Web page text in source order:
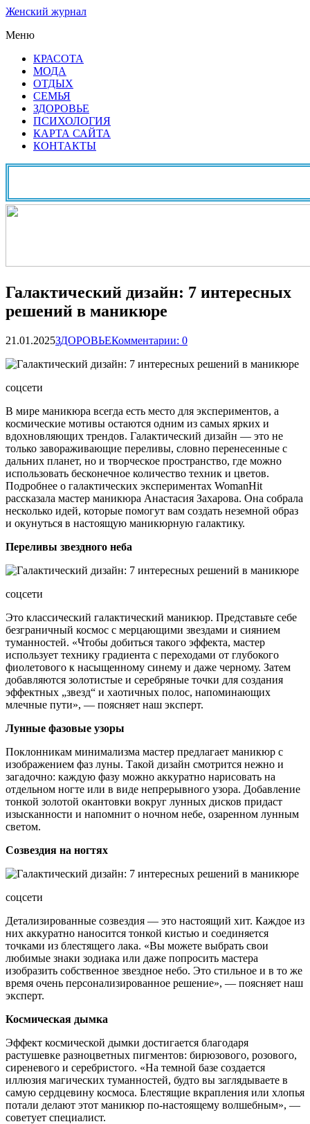
Женский журнал
Меню
КРАСОТА
МОДА
ОТДЫХ
СЕМЬЯ
ЗДОРОВЬЕ
ПСИХОЛОГИЯ
КАРТА САЙТА
КОНТАКТЫ
Галактический дизайн: 7 интересных
решений в маникюре
21.01.2025ЗДОРОВЬЕКомментарии: 0
соцсети
В мире маникюра всегда есть место для экспериментов, а
космические мотивы остаются одним из самых ярких и
вдохновляющих трендов. Галактический дизайн — это не
только завораживающие переливы, словно перенесенные с
дальних планет, но и творческое пространство, где можно
использовать бесконечное количество техник и цветов.
Подробнее о галактических экспериментах WomanHit
рассказала мастер маникюра Анастасия Захарова. Она собрала
несколько идей, которые помогут вам создать неземной образ
и окунуться в настоящую маникюрную галактику.
Переливы звездного неба
соцсети
Это классический галактический маникюр. Представьте себе
безграничный космос с мерцающими звездами и сиянием
туманностей. «Чтобы добиться такого эффекта, мастер
использует технику градиента с переходами от глубокого
фиолетового к насыщенному синему и даже черному. Затем
добавляются золотистые и серебряные точки для создания
эффектных „звезд“ и хаотичных полос, напоминающих
млечные пути», — поясняет наш эксперт.
Лунные фазовые узоры
Поклонникам минимализма мастер предлагает маникюр с
изображением фаз луны. Такой дизайн смотрится нежно и
загадочно: каждую фазу можно аккуратно нарисовать на
отдельном ногте или в виде непрерывного узора. Добавление
тонкой золотой окантовки вокруг лунных дисков придаст
изысканности и напомнит о ночном небе, озаренном лунным
светом.
Созвездия на ногтях
соцсети
Детализированные созвездия — это настоящий хит. Каждое из
них аккуратно наносится тонкой кистью и соединяется
точками из блестящего лака. «Вы можете выбрать свои
любимые знаки зодиака или даже попросить мастера
изобразить собственное звездное небо. Это стильное и в то же
время очень персонализированное решение», — поясняет наш
эксперт.
Космическая дымка
Эффект космической дымки достигается благодаря
растушевке разноцветных пигментов: бирюзового, розового,
сиреневого и серебристого. «На темной базе создается
иллюзия магических туманностей, будто вы заглядываете в
самую сердцевину космоса. Блестящие вкрапления или хлопья
потали делают этот маникюр по-настоящему волшебным», —
советует специалист.